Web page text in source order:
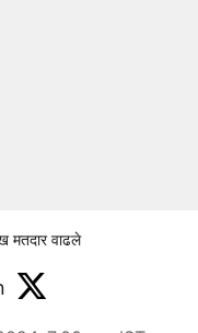
मतदार वाढले